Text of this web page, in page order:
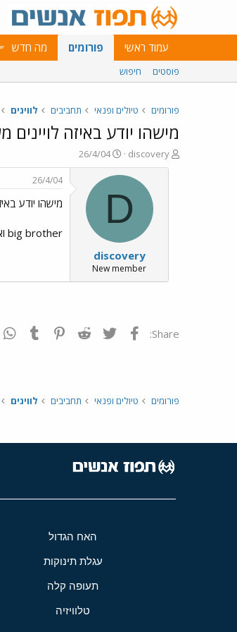
עמוד ראשי פורומים מה חדש
פוסטים חיפוש
פורומים טיולים ופנאי תחביבים לווינים
מישהו יודע באיזה לויינים
פ
ו
discovery
פ
ו
ר
א
ר
י
ך
26/4/04
D
discovery
New member
26/4/04
מישהו יודע
big brother ואם ניתן לפתוח אותם אם הם מוצפנים? תודה
Share: פייסבוק Twitter
Reddit
Pinterest
פורומים טיולים ופנאי תחביבים לווינים
האח הגדול
עגלת תינוקות
תעופה קלה
טלוויזיה